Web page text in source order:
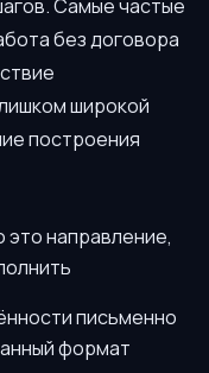
Самые частые
без договора
широкой
построения
это направление,
письменно
формат